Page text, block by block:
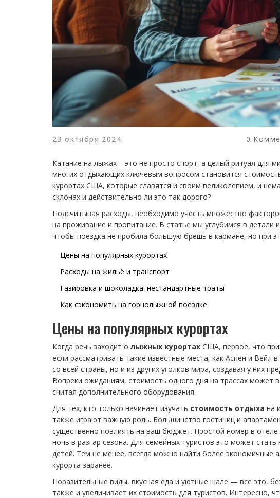
23 октября 2024 0
Катание на лыжах – это не просто спорт, а целый ритуал для
многих отдыхающих ключевым вопросом становится
курортах США, которые славятся и своим великолепием, и
склонах и действительно ли это так дорого?
Подсчитывая расходы, необходимо учесть множество
на проживание и пропитание. В статье мы углубимся в
чтобы поездка не пробила большую брешь в кармане, но при
Цены на популярных курортах
Расходы на жильё и транспорт
Газировка и шоколадка: нестандартные траты
Как сэкономить на горнолыжной поездке
Цены на популярных курортах
Когда речь заходит о лыжных курортах США, первое, что
если рассматривать такие известные места, как Аспен и
со всей страны, но и из других уголков мира, создавая у них
Вопреки ожиданиям, стоимость одного дня на трассах может
считая дополнительного оборудования.
Для тех, кто только начинает изучать стоимость отдыха на
также играют важную роль. Большинство гостиниц и
существенно повлиять на ваш бюджет. Простой номер в
ночь в разгар сезона. Для семейных туристов это может
детей. Тем не менее, всегда можно найти более экономичные
курорта заранее.
Поразительные виды, вкусная еда и уютные шале — все это,
также и увеличивает их стоимость для туристов. Интересно,